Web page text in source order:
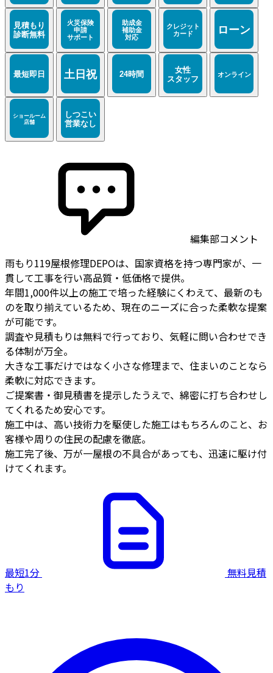
編集部コメント
雨もり119屋根修理DEPOは、国家資格を持つ専門家が、一
貫して工事を行い高品質・低価格で提供。
年間1,000件以上の施工で培った経験にくわえて、最新のも
のを取り揃えているため、現在のニーズに合った柔軟な提案
が可能です。
調査や見積もりは無料で行っており、気軽に問い合わせでき
る体制が万全。
大きな工事だけではなく小さな修理まで、住まいのことなら
柔軟に対応できます。
ご提案書・御見積書を提示したうえで、綿密に打ち合わせし
てくれるため安心です。
施工中は、高い技術力を駆使した施工はもちろんのこと、お
客様や周りの住民の配慮を徹底。
施工完了後、万が一屋根の不具合があっても、迅速に駆け付
けてくれます。
最短1分
無料見積
もり